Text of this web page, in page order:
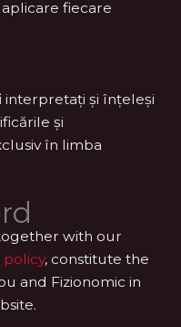
fiecare
interpretați și înțeleși
și
în limba
with our
policy, constitute the
and Fizionomic in